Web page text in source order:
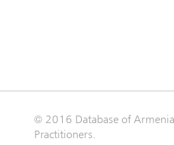
© 2016 Database of
Practitioners.